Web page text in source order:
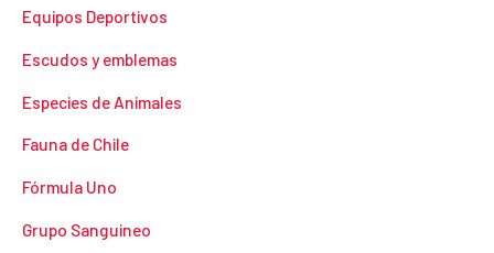
Equipos Deportivos
Escudos y emblemas
Especies de Animales
Fauna de Chile
Fórmula Uno
Grupo Sanguineo